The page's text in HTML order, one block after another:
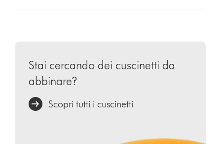
Stai cercando dei cuscinetti da
abbinare?
Scopri tutti i cuscinetti